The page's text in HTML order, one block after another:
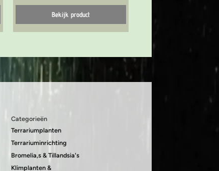
Bekijk product
Categorieën
Terrariumplanten
Terrariuminrichting
Bromelia,s & Tillandsia's
Klimplanten &